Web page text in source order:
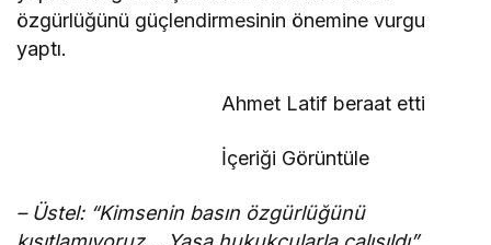
özgürlüğünü güçlendirmesinin önemine vurgu
yaptı.
Ahmet Latif beraat etti
İçeriği Görüntüle
– Üstel: “Kimsenin basın özgürlüğünü